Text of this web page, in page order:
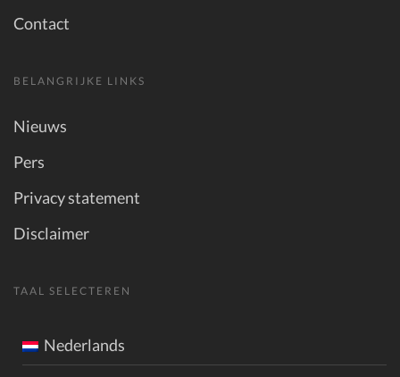
Contact
BELANGRIJKE LINKS
Nieuws
Pers
Privacy statement
Disclaimer
TAAL SELECTEREN
Nederlands